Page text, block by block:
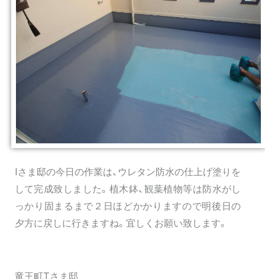
Iさま邸の今日の作業は、ウレタン防水の仕上げ塗りを
して完成致しました。植木鉢、観葉植物等は防水がし
っかり固まるまで２日ほどかかりますので明後日の
夕方に戻しに行きますね。宜しくお願い致します。
竜王町Tさま邸